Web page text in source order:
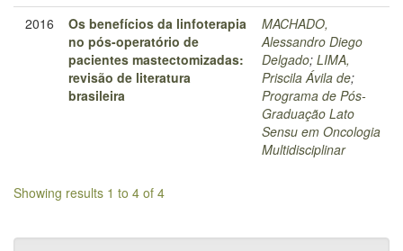
2016
Os benefícios da linfoterapia
no pós-operatório de
pacientes mastectomizadas:
revisão de literatura
brasileira
MACHADO,
Alessandro Diego
Delgado; LIMA,
Priscila Ávila de;
Programa de Pós-
Graduação Lato
Sensu em Oncologia
Multidisciplinar
Showing results 1 to 4 of 4